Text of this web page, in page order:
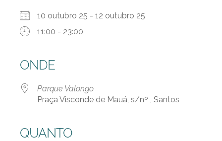
10 outubro 25 - 12 outubro 25
11:00 - 23:00
ONDE
Parque Valongo
Praça Visconde de Mauá, s/nº , Santos
QUANTO